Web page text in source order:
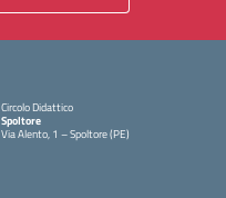
Circolo Didattico
Spoltore
Via Alento, 1 – Spoltore (PE)
— Visita la pagina iniziale della scuola